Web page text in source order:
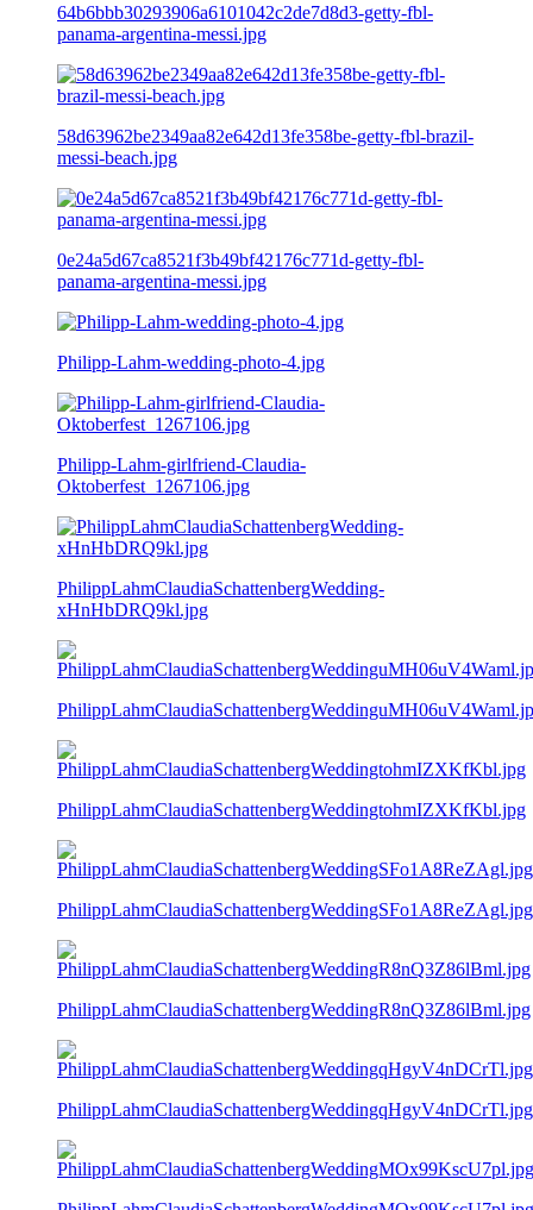
64b6bbb30293906a6101042c2de7d8d3-getty-fbl-
panama-argentina-messi.jpg
58d63962be2349aa82e642d13fe358be-getty-fbl-brazil-
messi-beach.jpg
0e24a5d67ca8521f3b49bf42176c771d-getty-fbl-
panama-argentina-messi.jpg
Philipp-Lahm-wedding-photo-4.jpg
Philipp-Lahm-girlfriend-Claudia-
Oktoberfest_1267106.jpg
PhilippLahmClaudiaSchattenbergWedding-
xHnHbDRQ9kl.jpg
PhilippLahmClaudiaSchattenbergWeddingtohmIZXKfKbl.jpg
PhilippLahmClaudiaSchattenbergWeddingSFo1A8ReZAgl.jpg
PhilippLahmClaudiaSchattenbergWeddingR8nQ3Z86lBml.jpg
PhilippLahmClaudiaSchattenbergWeddingqHgyV4nDCrTl.jpg